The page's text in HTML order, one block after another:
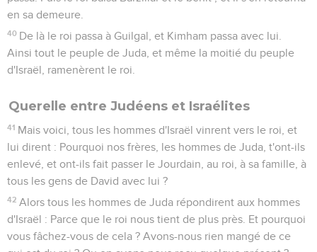
en sa demeure.
40 De là le roi passa à Guilgal, et Kimham passa avec lui.
Ainsi tout le peuple de Juda, et même la moitié du peuple
d'Israël, ramenèrent le roi.
Querelle entre Judéens et Israélites
41 Mais voici, tous les hommes d'Israël vinrent vers le roi, et
lui dirent : Pourquoi nos frères, les hommes de Juda, t'ont-ils
enlevé, et ont-ils fait passer le Jourdain, au roi, à sa famille, à
tous les gens de David avec lui ?
42 Alors tous les hommes de Juda répondirent aux hommes
d'Israël : Parce que le roi nous tient de plus près. Et pourquoi
vous fâchez-vous de cela ? Avons-nous rien mangé de ce